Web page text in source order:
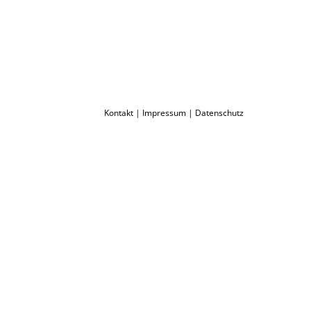
Kontakt | Impressum | Datenschutz